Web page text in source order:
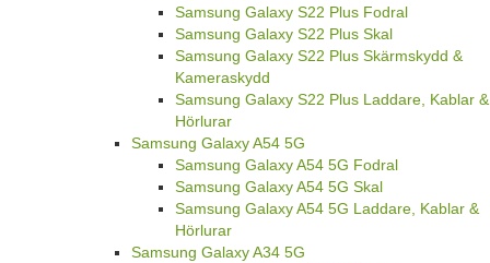
Samsung Galaxy S22 Plus Fodral
Samsung Galaxy S22 Plus Skal
Samsung Galaxy S22 Plus Skärmskydd &
Kameraskydd
Samsung Galaxy S22 Plus Laddare, Kablar &
Hörlurar
Samsung Galaxy A54 5G
Samsung Galaxy A54 5G Fodral
Samsung Galaxy A54 5G Skal
Samsung Galaxy A54 5G Laddare, Kablar &
Hörlurar
Samsung Galaxy A34 5G